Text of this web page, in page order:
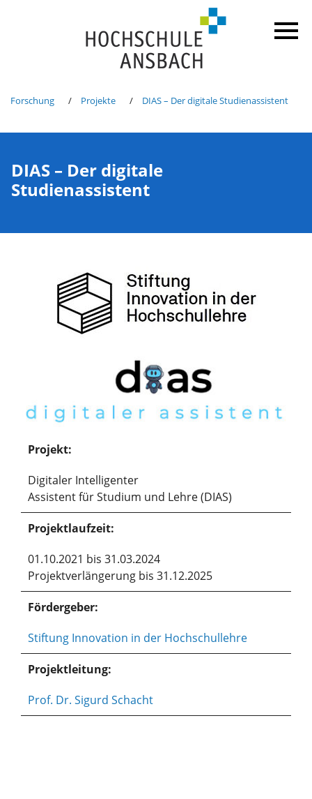
Forschung Projekte DIAS – Der digitale Studienassistent
DIAS – Der digitale
Studienassistent
Projekt:
Digitaler Intelligenter
Assistent für Studium und Lehre (DIAS)
Projektlaufzeit:
01.10.2021 bis 31.03.2024
Projektverlängerung bis 31.12.2025
Fördergeber:
Stiftung Innovation in der Hochschullehre
Projektleitung:
Prof. Dr. Sigurd Schacht